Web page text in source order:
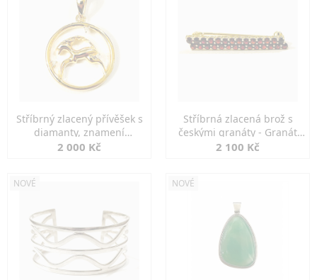
Stříbrný zlacený přívěšek s
diamanty, znamení
KOZOROH
2 000 Kč
Stříbrná zlacená brož s
českými granáty - Granát
Turnov
2 100 Kč
NOVÉ NOVÉ